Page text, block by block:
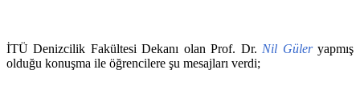
İTÜ Denizcilik Fakültesi Dekanı olan Prof. Dr. Nil Güleryapmış
olduğu konuşma ile öğrencilere şu mesajları verdi;